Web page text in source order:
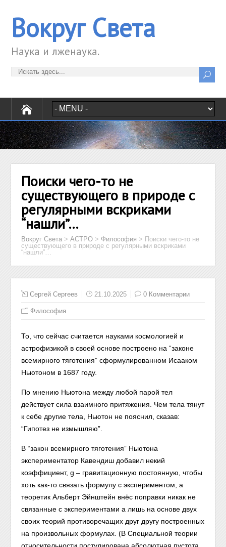
Вокруг Света
Наука и лженаука.
Поиски чего-то не
существующего в природе с
регулярными вскриками
“нашли”…
Вокруг Света >АСТРО > Философия > Поиски чего-то не
существующего в природе с регулярными вскриками
“нашли”…
Сергей Сергеев 21.10.2025 0 Комментарии
Философия
То, что сейчас считается науками космологией и
астрофизикой в своей основе построено на “законе
всемирного тяготения” сформулированном Исааком
Ньютоном в 1687 году.
По мнению Ньютона между любой парой тел
действует сила взаимного притяжения. Чем тела тянут
к себе другие тела, Ньютон не пояснил, сказав:
“Гипотез не измышляю”.
В “закон всемирного тяготения” Ньютона
экспериментатор Кавендиш добавил некий
коэффициент, g – гравитационную постоянную, чтобы
хоть как-то связать формулу с экспериментом, а
теоретик Альберт Эйнштейн внёс поправки никак не
связанные с экспериментами а лишь на основе двух
своих теорий противоречащих друг другу построенных
на произвольных формулах. (В Специальной теории